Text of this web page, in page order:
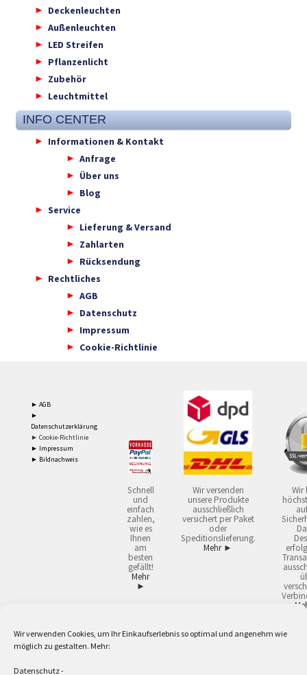
Wir verwenden Cookies, um Ihr Einkaufserlebnis so optimal und angenehm wie
möglich zu gestalten. Mehr:
Datenschutz-
Deckenleuchten
Außenleuchten
LED Streifen
Pflanzenlicht
Zubehör
Leuchtmittel
INFO CENTER
Informationen & Kontakt
Anfrage
Über uns
Blog
Service
Lieferung & Versand
Zahlarten
Rücksendung
Rechtliches
AGB
Datenschutz
Impressum
Cookie-Richtlinie
► AGB
►
Datenschutzerklärung
► Cookie-Richtlinie
► Impressum
► Bildnachweis
Schnell
und
einfach
zahlen,
wie es
Ihnen
am
besten
gefällt!
Mehr
►
Wir versenden
unsere Produkte
ausschließlich
versichert per Paket
oder
Speditionslieferung.
Mehr ►
Wir
2 Lieferzeiten gelten mit Express-24.
Versandkostenfrei ab 59,90 € Nettowarenwert. Inseln ausgenommen. Unsere